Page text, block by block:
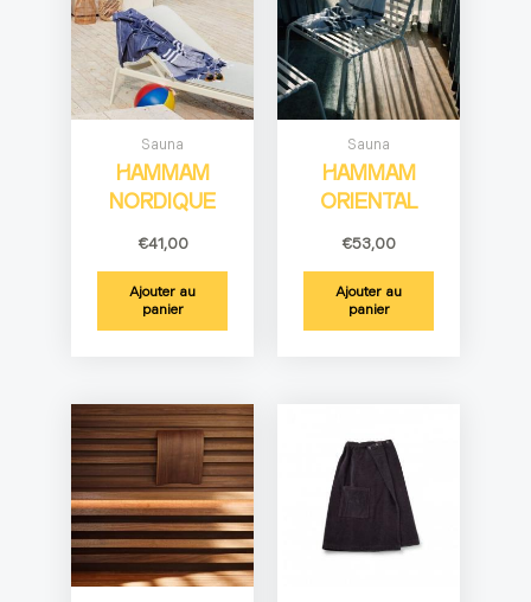
Sauna
HAMMAM
NORDIQUE
€41,00
Ajouter au
panier
Sauna
HAMMAM
ORIENTAL
€53,00
Ajouter au
panier